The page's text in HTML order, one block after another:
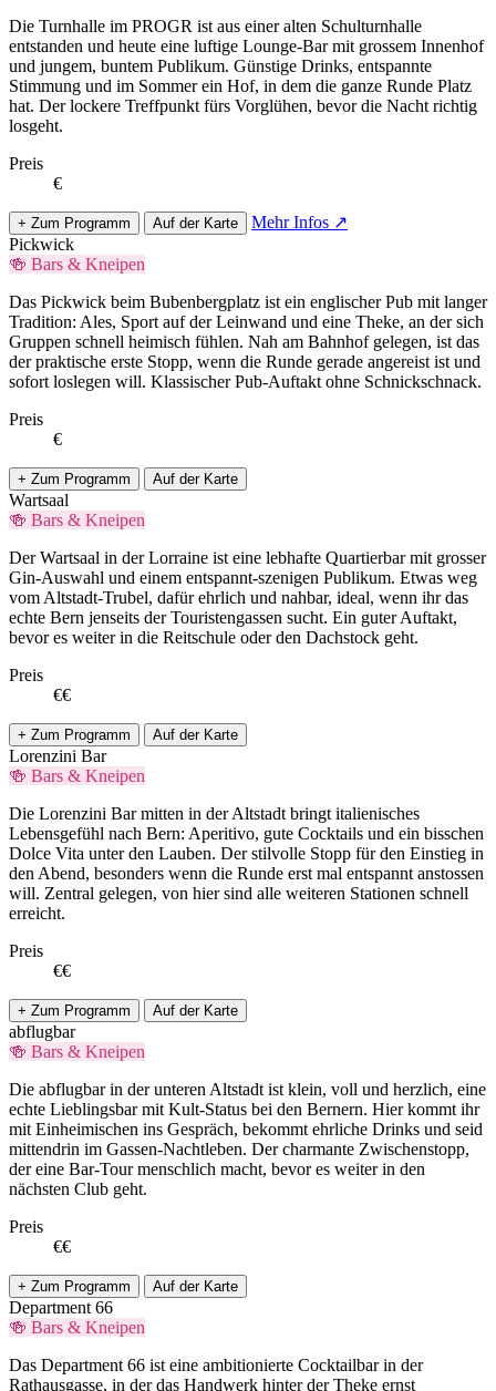
Die Turnhalle im PROGR ist aus einer alten Schulturnhalle
entstanden und heute eine luftige Lounge-Bar mit grossem Innenhof
und jungem, buntem Publikum. Günstige Drinks, entspannte
Stimmung und im Sommer ein Hof, in dem die ganze Runde Platz
hat. Der lockere Treffpunkt fürs Vorglühen, bevor die Nacht richtig
losgeht.
Preis
€
+ Zum Programm Auf der Karte
Mehr Infos ↗
Pickwick
🍻 Bars & Kneipen
Das Pickwick beim Bubenbergplatz ist ein englischer Pub mit langer
Tradition: Ales, Sport auf der Leinwand und eine Theke, an der sich
Gruppen schnell heimisch fühlen. Nah am Bahnhof gelegen, ist das
der praktische erste Stopp, wenn die Runde gerade angereist ist und
sofort loslegen will. Klassischer Pub-Auftakt ohne Schnickschnack.
Preis
€
+ Zum Programm Auf der Karte
Wartsaal
🍻 Bars & Kneipen
Der Wartsaal in der Lorraine ist eine lebhafte Quartierbar mit grosser
Gin-Auswahl und einem entspannt-szenigen Publikum. Etwas weg
vom Altstadt-Trubel, dafür ehrlich und nahbar, ideal, wenn ihr das
echte Bern jenseits der Touristengassen sucht. Ein guter Auftakt,
bevor es weiter in die Reitschule oder den Dachstock geht.
Preis
€€
+ Zum Programm Auf der Karte
Lorenzini Bar
🍻 Bars & Kneipen
Die Lorenzini Bar mitten in der Altstadt bringt italienisches
Lebensgefühl nach Bern: Aperitivo, gute Cocktails und ein bisschen
Dolce Vita unter den Lauben. Der stilvolle Stopp für den Einstieg in
den Abend, besonders wenn die Runde erst mal entspannt anstossen
will. Zentral gelegen, von hier sind alle weiteren Stationen schnell
erreicht.
Preis
€€
+ Zum Programm Auf der Karte
abflugbar
🍻 Bars & Kneipen
Die abflugbar in der unteren Altstadt ist klein, voll und herzlich, eine
echte Lieblingsbar mit Kult-Status bei den Bernern. Hier kommt ihr
mit Einheimischen ins Gespräch, bekommt ehrliche Drinks und seid
mittendrin im Gassen-Nachtleben. Der charmante Zwischenstopp,
der eine Bar-Tour menschlich macht, bevor es weiter in den
nächsten Club geht.
Preis
€€
+ Zum Programm Auf der Karte
Department 66
🍻 Bars & Kneipen
Das Department 66 ist eine ambitionierte Cocktailbar in der
Rathausgasse, in der das Handwerk hinter der Theke ernst